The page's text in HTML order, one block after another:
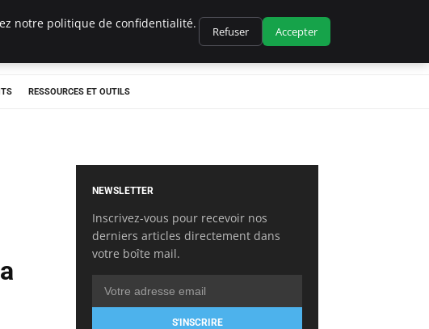
RESSOURCES ET OUTILS
NEWSLETTER
Inscrivez-vous pour recevoir nos
derniers articles directement dans
votre boîte mail.
S'INSCRIRE
notre politique de confidentialité.
Refuser Accepter